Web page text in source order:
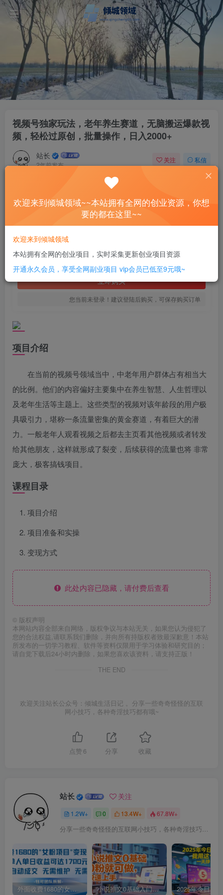
视频号独家玩法，老年养生赛道，无脑搬运爆款视
频，轻松过原创，批量操作，日入2000+
站长
2年前发布
关注 私信
视频号独家玩法，老年养生赛道，无脑搬运爆款视频，轻松过原创，批量操作，日入2000+
此内容为付费资源，请付费后查看
SVIP全站会员 免费
立即购买
您当前未登录！建议登陆后购买，可保存购买订单
已售 1
项目介绍
在当前的视频号领域当中，中老年用户群体占有相当大
的比例。他们的内容偏好主要集中在养生智慧、人生哲理以
及老年生活等主题上。这些类型的视频对该年龄段的用户极
具吸引力，堪称一条流量密集的黄金赛道，有着巨大的潜
力。一般老年人观看视频之后都去主页看其他视频或者转发
给其他朋友，这样就形成了裂变，后续获得的流量也将 非常
庞大，极客搞钱项目。
课程目录
项目介绍
项目准备和实操
变现方式
此处内容已隐藏，请付费后查看
© 版权声明
本网站内容全部来自网络，版权争议与本站无关，如果您认为侵犯了
您的合法权益,请联系我们删除，并向所有持版权者致最深歉意！本站
所发布的一切学习教程、软件等资料仅限用于学习体验和研究目的；
请自觉下载后24小时内删除，如果您喜欢该资料，请支持正版！
THE END
欢迎关注站长公众号：倾城生活日记 。分享一些奇奇怪怪的互联
网小技巧，各种奇淫技巧都有哦~
点赞 6 分享 收藏
站长 关注
1.2W+ 0 13.4W+ 67.8W+
分享一些奇奇怪怪的互联网小技巧，各种奇淫技巧都在本站。
外面收费1680的女粉项目变现，单人单日收益可达1.7k，全自动成交无需维护 小说推文0基础入门教程，0粉就可做，快速上手
欢迎来到倾城领域~~本站拥有全网的创业资源，你想
要的都在这里~~
欢迎来到倾城领域
本站拥有全网的创业项目，实时采集更新创业项目资源
开通永久会员，享受全网副业项目 vip会员已低至9元哦~